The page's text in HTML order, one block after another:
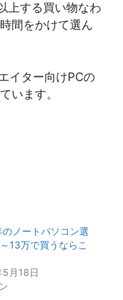
上する買い物なわ
間をかけて選ん
イター向けPCの
います。
ノートパソコン選
13万で買うならこ
月18日